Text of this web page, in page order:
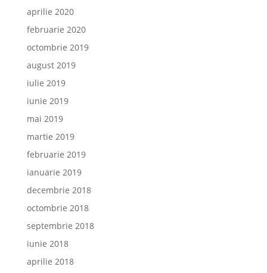
aprilie 2020
februarie 2020
octombrie 2019
august 2019
iulie 2019
iunie 2019
mai 2019
martie 2019
februarie 2019
ianuarie 2019
decembrie 2018
octombrie 2018
septembrie 2018
iunie 2018
aprilie 2018